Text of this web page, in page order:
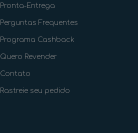
Pronta-Entrega
Perguntas Frequentes
Programa Cashback
Quero Revender
Contato
Rastreie seu pedido